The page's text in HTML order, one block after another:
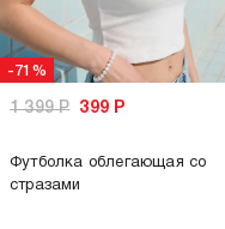
-71%
1 399Р 399 Р
Футболка облегающая со
стразами